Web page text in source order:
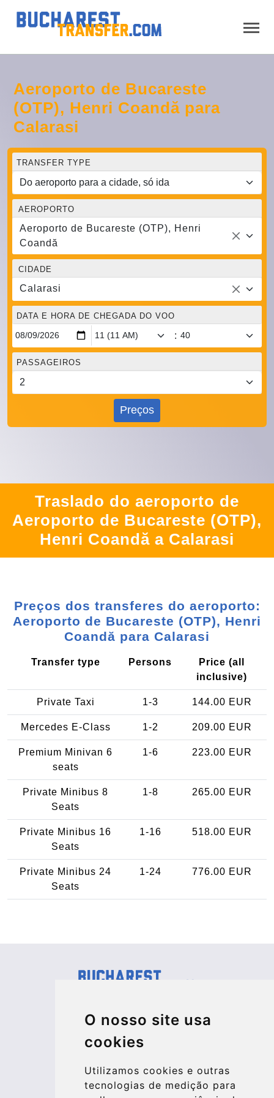
O nosso site usa
cookies
Utilizamos cookies e outras
tecnologias de medição para
Aeroporto de Bucareste
(OTP), Henri Coandă para
Calarasi
TRANSFER TYPE
AEROPORTO
Aeroporto de Bucareste (OTP), Henri
Coandă
CIDADE
Calarasi
DATA E HORA DE CHEGADA DO VOO
:
PASSAGEIROS
Preços
Traslado do aeroporto de
Aeroporto de Bucareste (OTP),
Henri Coandă a Calarasi
Preços dos transferes do aeroporto:
Aeroporto de Bucareste (OTP), Henri
Coandă para Calarasi
Transfer type Persons
Price (all
inclusive)
Private Taxi 1-3 144.00 EUR
Mercedes E-Class 1-2 209.00 EUR
Premium Minivan 6
seats
1-6 223.00 EUR
Private Minibus 8
Seats
1-8 265.00 EUR
Private Minibus 16
Seats
1-16 518.00 EUR
Private Minibus 24
Seats
1-24 776.00 EUR
www.uptransfers.com
Office 1, 91 Market Street
Company number: 07800530